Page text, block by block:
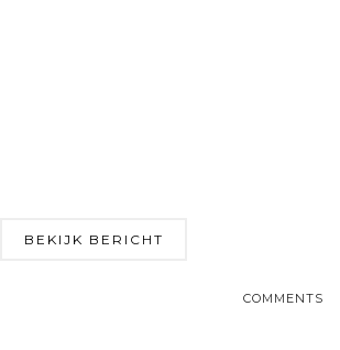
BEKIJK BERICHT
COMMENTS